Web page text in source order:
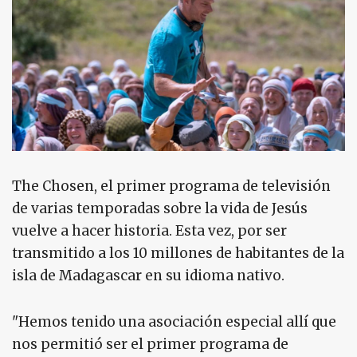
The Chosen, el primer programa de televisión
de varias temporadas sobre la vida de Jesús
vuelve a hacer historia. Esta vez, por ser
transmitido a los 10 millones de habitantes de la
isla de Madagascar en su idioma nativo.
"Hemos tenido una asociación especial allí que
nos permitió ser el primer programa de